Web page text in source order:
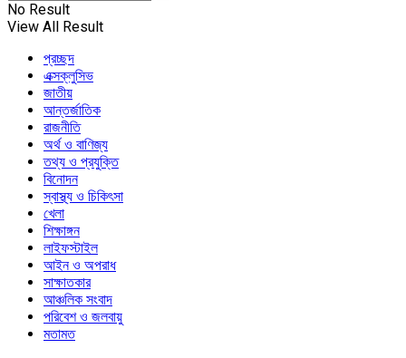
No Result
View All Result
প্রচ্ছদ
এক্সক্লুসিভ
জাতীয়
আন্তর্জাতিক
রাজনীতি
অর্থ ও বাণিজ্য
তথ্য ও প্রযুক্তি
বিনোদন
স্বাস্থ্য ও চিকিৎসা
খেলা
শিক্ষাঙ্গন
লাইফস্টাইল
আইন ও অপরাধ
সাক্ষাতকার
আঞ্চলিক সংবাদ
পরিবেশ ও জলবায়ু
মতামত